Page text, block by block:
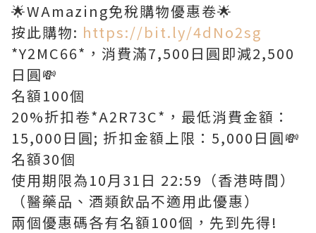
🌟WAmazing免稅購物優惠卷🌟
按此購物: https://bit.ly/4dNo2sg
*Y2MC66*，消費滿7,500日圓即減2,500
日圓💸
名額100個
20%折扣卷*A2R73C*，最低消費金額：
15,000日圓; 折扣金額上限：5,000日圓💸
名額30個
使用期限為10月31日 22:59（香港時間）
（醫藥品、酒類飲品不適用此優惠）
兩個優惠碼各有名額100個，先到先得!